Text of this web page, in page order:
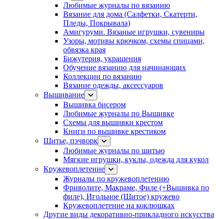
Любимые журналы по вязанию
Вязание для дома (Салфетки, Скатерти,
Пледы, Покрывала)
Амигуруми. Вязаные игрушки, сувениры
Узоры, мотивы крючком, схемы спицами,
обвязка края
Бижутерия, украшения
Обучение вязанию для начинающих
Коллекции по вязанию
Вязание одежды, аксессуаров
Вышивание
Вышивка бисером
Любимые журналы по Вышивке
Схемы для вышивки крестом
Книги по вышивке крестиком
Шитье, пэчворк
Любимые журналы по шитью
Мягкие игрушки, куклы, одежда для кукол
Кружевоплетение
Журналы по кружевоплетению
Фриволите, Макраме, Филе (+Вышивка по
филе), Игольное (Шитое) кружево
Кружевоплетение на коклюшках
Другие виды декоративно-прикладного искусства